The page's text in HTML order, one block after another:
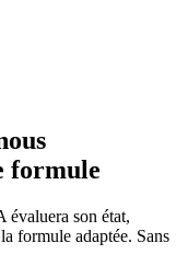
formule
évaluera son état,
formule adaptée. Sans